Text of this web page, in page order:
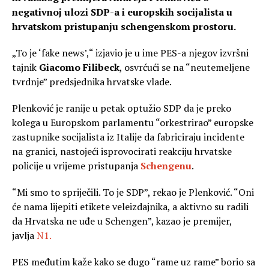
negativnoj ulozi SDP-a i europskih socijalista u
hrvatskom pristupanju schengenskom prostoru.
„To je ‘fake news’,“ izjavio je u ime PES-a njegov izvršni
tajnik Giacomo Filibeck, osvrćući se na “neutemeljene
tvrdnje” predsjednika hrvatske vlade.
Plenković je ranije u petak optužio SDP da je preko
kolega u Europskom parlamentu “orkestrirao” europske
zastupnike socijalista iz Italije da fabriciraju incidente
na granici, nastojeći isprovocirati reakciju hrvatske
policije u vrijeme pristupanja Schengenu.
“Mi smo to spriječili. To je SDP”, rekao je Plenković. “Oni
će nama lijepiti etikete veleizdajnika, a aktivno su radili
da Hrvatska ne uđe u Schengen”, kazao je premijer,
javljaN1.
PES međutim kaže kako se dugo “rame uz rame” borio sa